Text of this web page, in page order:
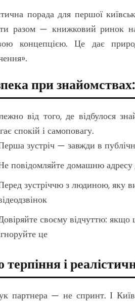
порада для першої
разом — книжковий ринок на
концепцією. Це дає
при
від того, де відбулося
спокій і самоповагу.
зустріч — завжди в
повідомляйте домашню адресу
зустріччю з людиною, яку
своєму відчуттю:
це
терпіння і
партнера — не спринт. І Київ